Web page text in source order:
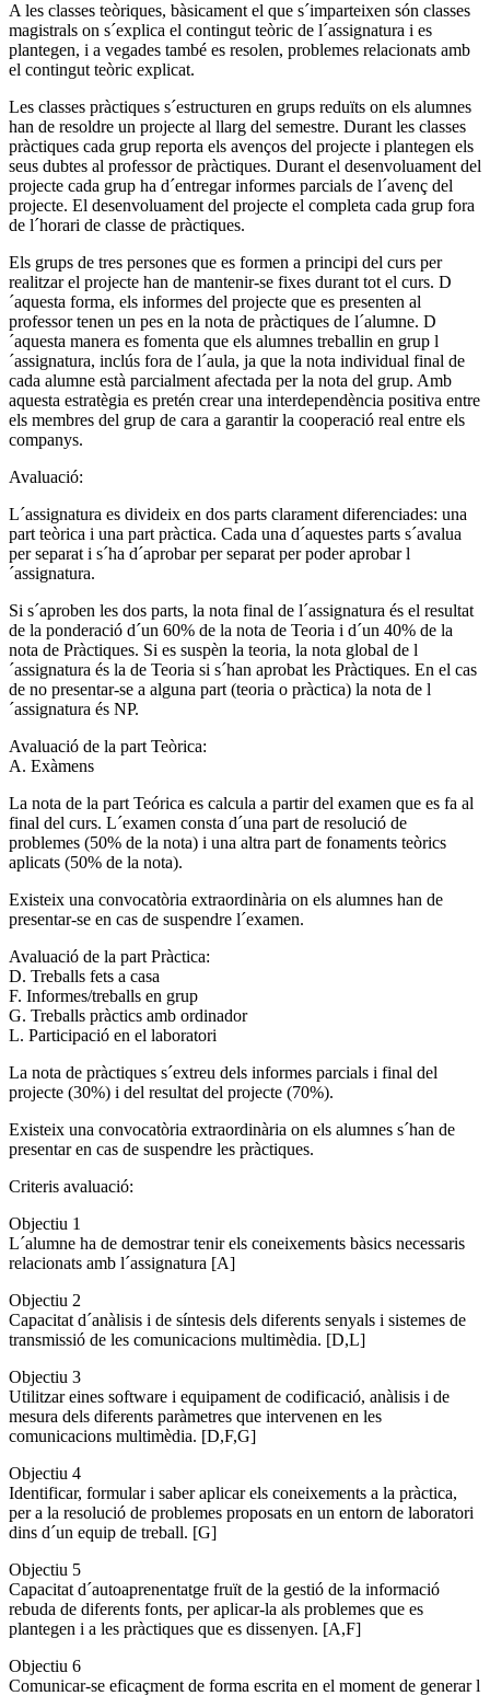
A les classes teòriques, bàsicament el que s´imparteixen són classes
magistrals on s´explica el contingut teòric de l´assignatura i es
plantegen, i a vegades també es resolen, problemes relacionats amb
el contingut teòric explicat.
Les classes pràctiques s´estructuren en grups reduïts on els alumnes
han de resoldre un projecte al llarg del semestre. Durant les classes
pràctiques cada grup reporta els avenços del projecte i plantegen els
seus dubtes al professor de pràctiques. Durant el desenvoluament del
projecte cada grup ha d´entregar informes parcials de l´avenç del
projecte. El desenvoluament del projecte el completa cada grup fora
de l´horari de classe de pràctiques.
Els grups de tres persones que es formen a principi del curs per
realitzar el projecte han de mantenir-se fixes durant tot el curs. D
´aquesta forma, els informes del projecte que es presenten al
professor tenen un pes en la nota de pràctiques de l´alumne. D
´aquesta manera es fomenta que els alumnes treballin en grup l
´assignatura, inclús fora de l´aula, ja que la nota individual final de
cada alumne està parcialment afectada per la nota del grup. Amb
aquesta estratègia es pretén crear una interdependència positiva entre
els membres del grup de cara a garantir la cooperació real entre els
companys.
Avaluació:
L´assignatura es divideix en dos parts clarament diferenciades: una
part teòrica i una part pràctica. Cada una d´aquestes parts s´avalua
per separat i s´ha d´aprobar per separat per poder aprobar l
´assignatura.
Si s´aproben les dos parts, la nota final de l´assignatura és el resultat
de la ponderació d´un 60% de la nota de Teoria i d´un 40% de la
nota de Pràctiques. Si es suspèn la teoria, la nota global de l
´assignatura és la de Teoria si s´han aprobat les Pràctiques. En el cas
de no presentar-se a alguna part (teoria o pràctica) la nota de l
´assignatura és NP.
Avaluació de la part Teòrica:
A. Exàmens
La nota de la part Teórica es calcula a partir del examen que es fa al
final del curs. L´examen consta d´una part de resolució de
problemes (50% de la nota) i una altra part de fonaments teòrics
aplicats (50% de la nota).
Existeix una convocatòria extraordinària on els alumnes han de
presentar-se en cas de suspendre l´examen.
Avaluació de la part Pràctica:
D. Treballs fets a casa
F. Informes/treballs en grup
G. Treballs pràctics amb ordinador
L. Participació en el laboratori
La nota de pràctiques s´extreu dels informes parcials i final del
projecte (30%) i del resultat del projecte (70%).
Existeix una convocatòria extraordinària on els alumnes s´han de
presentar en cas de suspendre les pràctiques.
Criteris avaluació:
Objectiu 1
L´alumne ha de demostrar tenir els coneixements bàsics necessaris
relacionats amb l´assignatura [A]
Objectiu 2
Capacitat d´anàlisis i de síntesis dels diferents senyals i sistemes de
transmissió de les comunicacions multimèdia. [D,L]
Objectiu 3
Utilitzar eines software i equipament de codificació, anàlisis i de
mesura dels diferents paràmetres que intervenen en les
comunicacions multimèdia. [D,F,G]
Objectiu 4
Identificar, formular i saber aplicar els coneixements a la pràctica,
per a la resolució de problemes proposats en un entorn de laboratori
dins d´un equip de treball. [G]
Objectiu 5
Capacitat d´autoaprenentatge fruït de la gestió de la informació
rebuda de diferents fonts, per aplicar-la als problemes que es
plantegen i a les pràctiques que es dissenyen. [A,F]
Objectiu 6
Comunicar-se eficaçment de forma escrita en el moment de generar l